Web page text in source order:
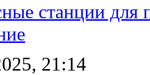
станции для
21:14